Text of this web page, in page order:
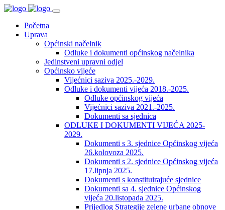
Početna
Uprava
Općinski načelnik
Odluke i dokumenti općinskog načelnika
Jedinstveni upravni odjel
Općinsko vijeće
Vijećnici saziva 2025.-2029.
Odluke i dokumenti vijeća 2018.-2025.
Odluke općinskog vijeća
Vijećnici saziva 2021.-2025.
Dokumenti sa sjednica
ODLUKE I DOKUMENTI VIJEĆA 2025-
2029.
Dokumenti s 3. sjednice Općinskog vijeća
26.kolovoza 2025.
Dokumenti s 2. sjednice Općinskog vijeća
17.lipnja 2025.
Dokumenti s konstituirajuće sjednice
Dokumenti sa 4. sjednice Općinskog
vijeća 20.listopada 2025.
Prijedlog Strategije zelene urbane obnove